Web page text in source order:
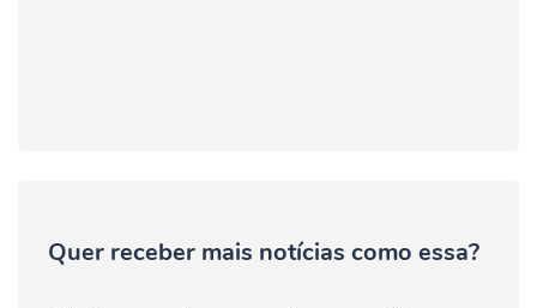
Quer receber mais notícias como essa?